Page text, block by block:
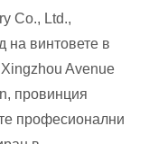
Co., Ltd.,
на винтовете в
Avenue
провинция
професионални